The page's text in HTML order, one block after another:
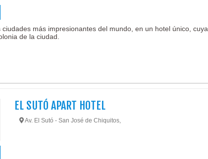
más impresionantes del mundo, en un hotel único, cuya
de la ciudad.
EL SUTÓ APART HOTEL
Av. El Sutó - San José de Chiquitos,